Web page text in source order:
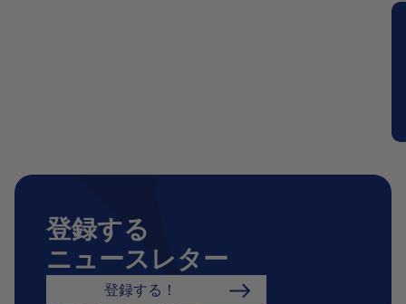
登録する
ニュースレター
登録する！